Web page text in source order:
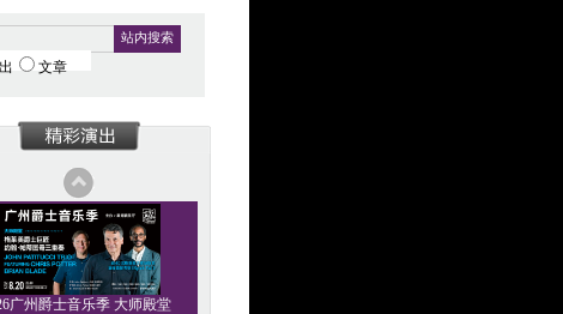
站内搜索
文章
广州爵士音乐季 大师殿堂